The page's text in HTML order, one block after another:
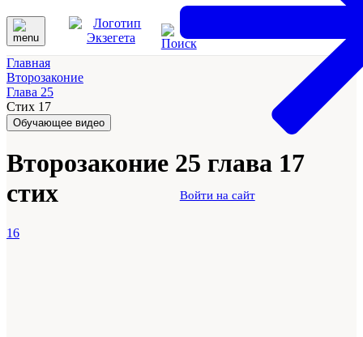
Войти на сайт
Главная
Второзаконие
Глава 25
Стих 17
Обучающее видео
Второзаконие 25 глава 17
стих
16